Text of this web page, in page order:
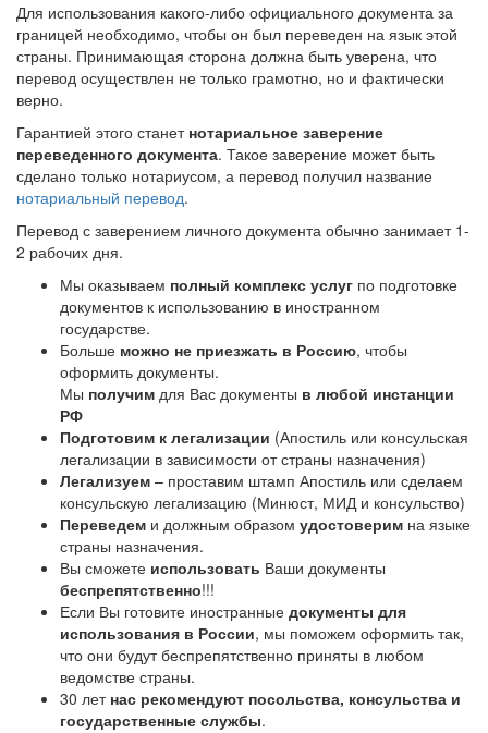
Для использования какого-либо официального документа за
границей необходимо, чтобы он был переведен на язык этой
страны. Принимающая сторона должна быть уверена, что
перевод осуществлен не только грамотно, но и фактически
верно.
Гарантией этого станет нотариальное заверение
переведенного документа. Такое заверение может быть
сделано только нотариусом, а перевод получил название
нотариальный перевод.
Перевод с заверением личного документа обычно занимает 1-
2 рабочих дня.
Мы оказываем полный комплекс услуг по подготовке
документов к использованию в иностранном
государстве.
Больше можно не приезжать в Россию, чтобы
оформить документы.
Мы получим для Вас документы в любой инстанции
РФ
Подготовим к легализации (Апостиль или консульская
легализации в зависимости от страны назначения)
Легализуем – проставим штамп Апостиль или сделаем
консульскую легализацию (Минюст, МИД и консульство)
Переведем и должным образом удостоверим на языке
страны назначения.
Вы сможете использовать Ваши документы
беспрепятственно!!!
Если Вы готовите иностранные документы для
использования в России, мы поможем оформить так,
что они будут беспрепятственно приняты в любом
ведомстве страны.
30 лет нас рекомендуют посольства, консульства и
государственные службы.